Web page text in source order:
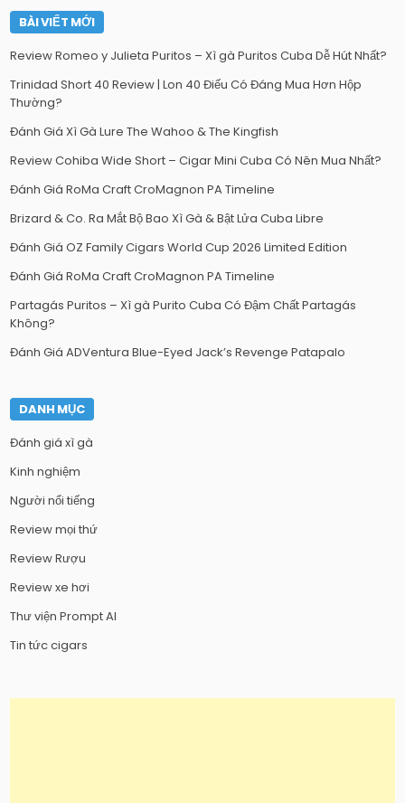
BÀI VIẾT MỚI
Review Romeo y Julieta Puritos – Xì gà Puritos Cuba Dễ Hút Nhất?
Trinidad Short 40 Review | Lon 40 Điếu Có Đáng Mua Hơn Hộp
Thường?
Đánh Giá Xì Gà Lure The Wahoo & The Kingfish
Review Cohiba Wide Short – Cigar Mini Cuba Có Nên Mua Nhất?
Đánh Giá RoMa Craft CroMagnon PA Timeline
Brizard & Co. Ra Mắt Bộ Bao Xì Gà & Bật Lửa Cuba Libre
Đánh Giá OZ Family Cigars World Cup 2026 Limited Edition
Đánh Giá RoMa Craft CroMagnon PA Timeline
Partagás Puritos – Xì gà Purito Cuba Có Đậm Chất Partagás
Không?
Đánh Giá ADVentura Blue-Eyed Jack’s Revenge Patapalo
DANH MỤC
Đánh giá xì gà
Kinh nghiệm
Người nổi tiếng
Review mọi thứ
Review Rượu
Review xe hơi
Thư viện Prompt AI
Tin tức cigars